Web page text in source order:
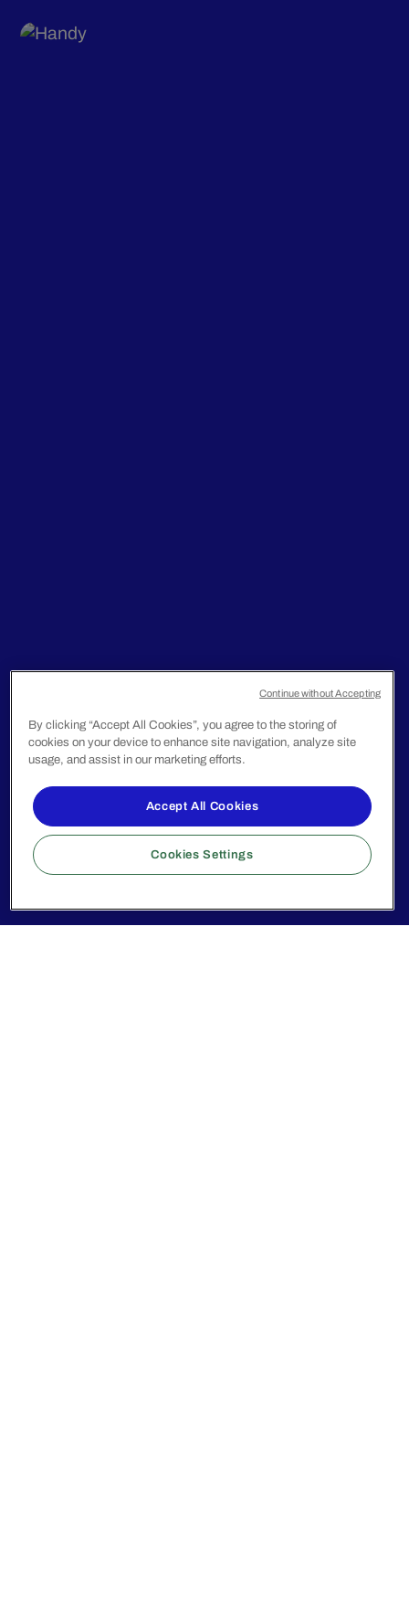
By clicking “Accept All Cookies”, you agree to the storing of
cookies on your device to enhance site navigation, analyze site
usage, and assist in our marketing efforts.
Accept All Cookies
Cookies Settings
Continue without Accepting